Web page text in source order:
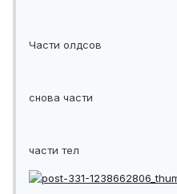
Части олдсов
снова части
части тел